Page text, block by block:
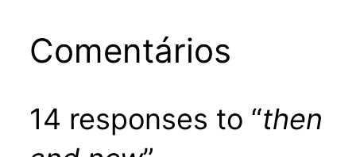
Comentários
14 responses to “then